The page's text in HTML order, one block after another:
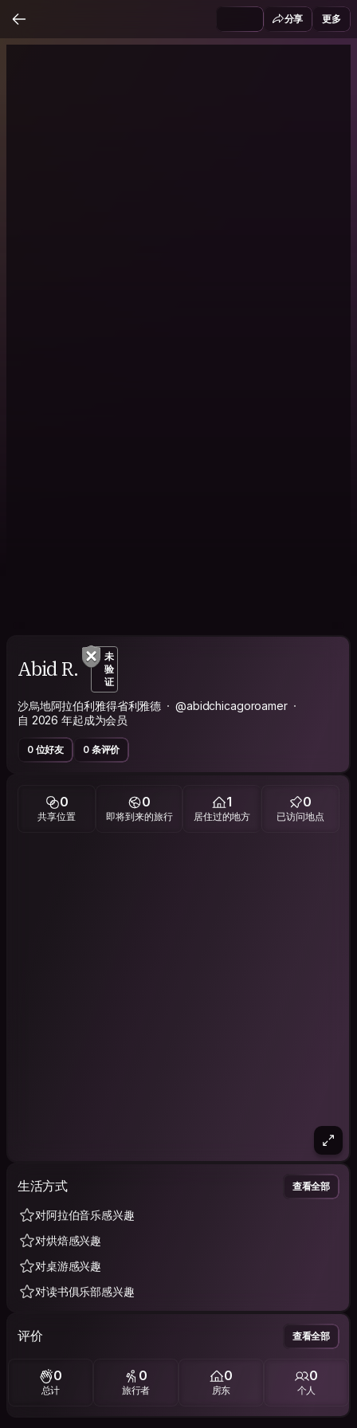
分享 更多
Abid R.
未
验
证
沙烏地阿拉伯利雅得省利雅德
@abidchicagoroamer
自 2026 年起成为会员
0 位好友 0 条评价
0
共享位置
0
即将到来的旅行
1
居住过的地方
0
已访问地点
生活方式 查看全部
对阿拉伯音乐感兴趣
对烘焙感兴趣
对桌游感兴趣
对读书俱乐部感兴趣
评价 查看全部
0
总计
0
旅行者
0
房东
0
个人